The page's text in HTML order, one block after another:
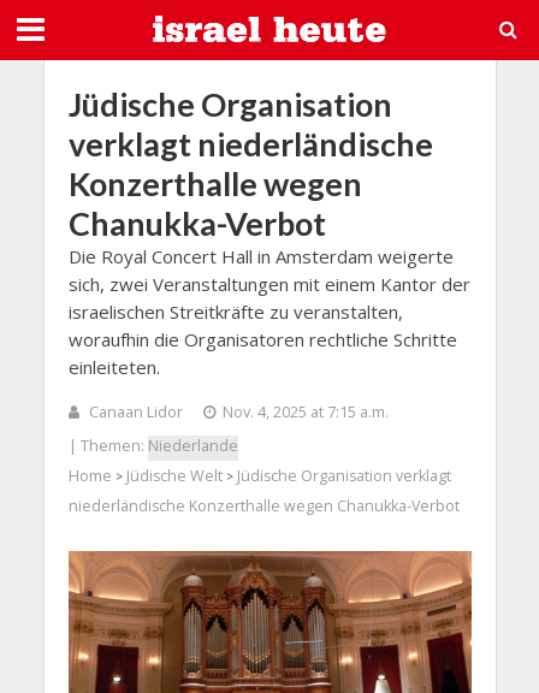
Jüdische Organisation
verklagt niederländische
Konzerthalle wegen
Chanukka-Verbot
Die Royal Concert Hall in Amsterdam weigerte
sich, zwei Veranstaltungen mit einem Kantor der
israelischen Streitkräfte zu veranstalten,
woraufhin die Organisatoren rechtliche Schritte
einleiteten.
Canaan Lidor
Nov. 4, 2025 at 7:15 a.m.
| Themen: Niederlande
Home > Jüdische Welt> Jüdische Organisation verklagt
niederländische Konzerthalle wegen Chanukka-Verbot